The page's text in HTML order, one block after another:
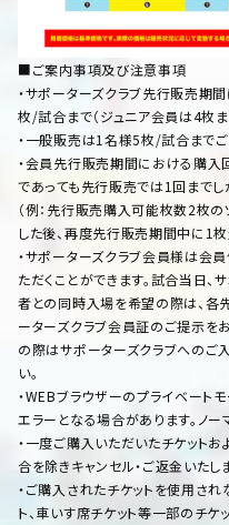
■ご案内事項及び注意事項
・サポーターズクラブ先行販売期
枚/試合まで（ジュニア会員は4枚ま
・一般販売は1名様5枚/試合までご
・会員先行販売期間における購入
であっても先行販売では1回までし
（例：先行販売購入可能枚数2枚
した後、再度先行販売期間中に1枚
・サポーターズクラブ会員様は会
ただくことができます。試合当日
者との同時入場を希望の際は、
ーターズクラブ会員証のご提示
の際はサポーターズクラブへのご
い。
・WEBブラウザーのプライベート
エラーとなる場合があります。ノー
・一度ご購入いただいたチケット
合を除きキャンセル・ご返金いたし
・ご購入されたチケットを使用さ
ト、車いす席チケット等一部のチケ